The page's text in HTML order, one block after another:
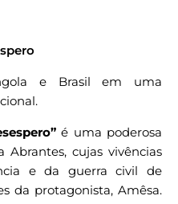
e Brasil em uma
é uma poderosa
Abrantes, cujas vivências
e da guerra civil de
da protagonista, Amêsa.